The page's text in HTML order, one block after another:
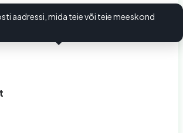
aadressi, mida teie või teie meeskond